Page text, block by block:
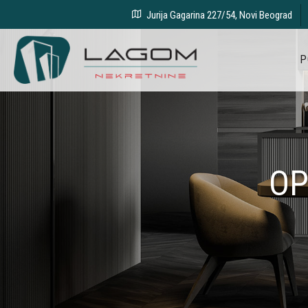
Jurija Gagarina 227/54, Novi Beograd